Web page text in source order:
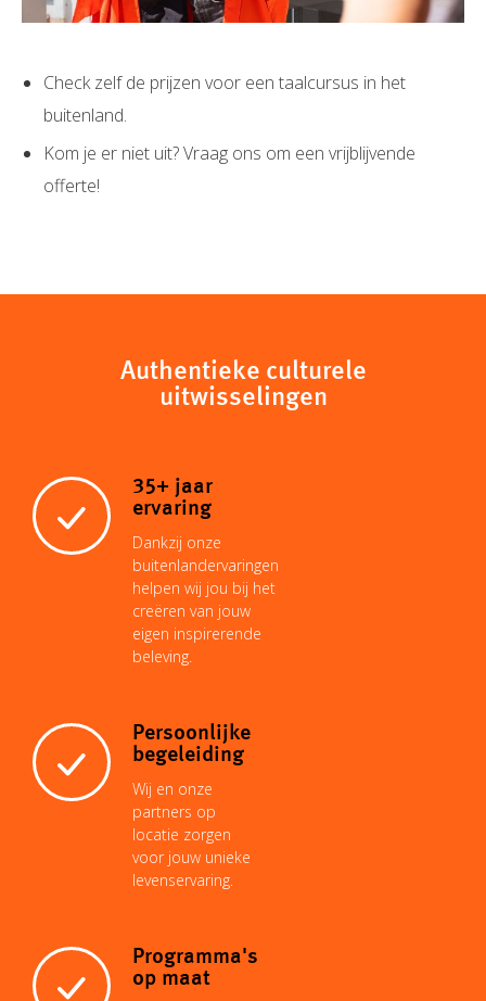
Check zelf de prijzen voor een taalcursus in het
buitenland.
Kom je er niet uit? Vraag ons om een vrijblijvende
offerte!
Authentieke culturele
uitwisselingen
35+ jaar
ervaring
Dankzij onze
buitenlandervaringen
helpen wij jou bij het
creëren van jouw
eigen inspirerende
beleving.
Persoonlijke
begeleiding
Wij en onze
partners op
locatie zorgen
voor jouw unieke
levenservaring.
Programma's
op maat